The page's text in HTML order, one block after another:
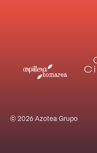
© 2026 Azotea Grupo